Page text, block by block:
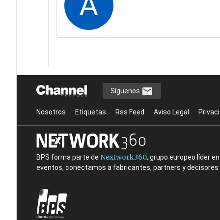
Síguenos
Nosotros Etiquetas Rss Feed Aviso Legal
BPS forma parte de Nextwork360, grupo europeo líder
eventos, conectamos a fabricantes, partners y